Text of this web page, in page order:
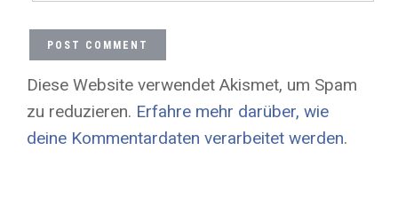
Diese Website verwendet Akismet, um Spam
zu reduzieren. Erfahre mehr darüber, wie
deine Kommentardaten verarbeitet werden.